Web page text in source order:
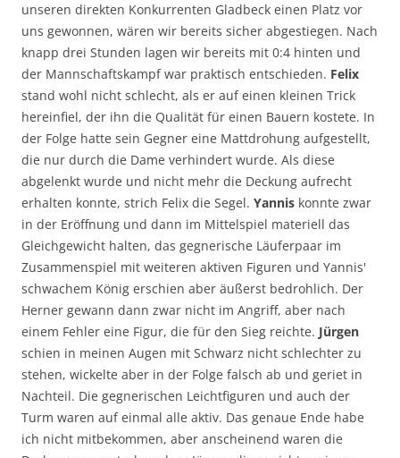
unseren direkten Konkurrenten Gladbeck einen Platz vor
uns gewonnen, wären wir bereits sicher abgestiegen. Nach
knapp drei Stunden lagen wir bereits mit 0:4 hinten und
der Mannschaftskampf war praktisch entschieden. Felix
stand wohl nicht schlecht, als er auf einen kleinen Trick
hereinfiel, der ihn die Qualität für einen Bauern kostete. In
der Folge hatte sein Gegner eine Mattdrohung aufgestellt,
die nur durch die Dame verhindert wurde. Als diese
abgelenkt wurde und nicht mehr die Deckung aufrecht
erhalten konnte, strich Felix die Segel. Yannis konnte zwar
in der Eröffnung und dann im Mittelspiel materiell das
Gleichgewicht halten, das gegnerische Läuferpaar im
Zusammenspiel mit weiteren aktiven Figuren und Yannis'
schwachem König erschien aber äußerst bedrohlich. Der
Herner gewann dann zwar nicht im Angriff, aber nach
einem Fehler eine Figur, die für den Sieg reichte. Jürgen
schien in meinen Augen mit Schwarz nicht schlechter zu
stehen, wickelte aber in der Folge falsch ab und geriet in
Nachteil. Die gegnerischen Leichtfiguren und auch der
Turm waren auf einmal alle aktiv. Das genaue Ende habe
ich nicht mitbekommen, aber anscheinend waren die